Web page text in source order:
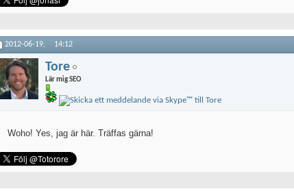
2012-06-19, 14:12
Tore
Lär mig SEO
Woho! Yes, jag är här. Träffas gärna!